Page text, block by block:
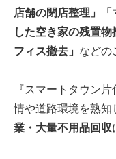
店舗の閉店整理」
した空き家の残置
フィス撤去」 などの
『スマートタウン
情や道路環境を熟知
業・大量不用品回収